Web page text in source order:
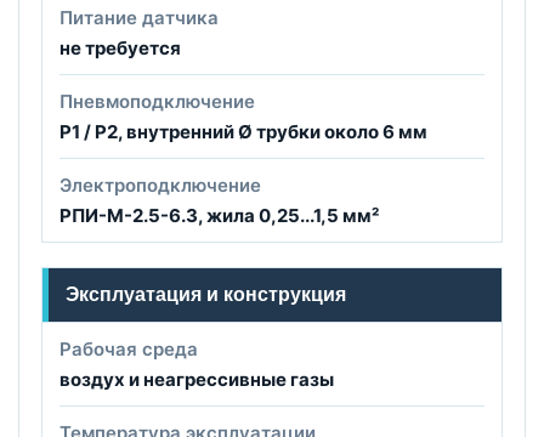
Питание датчика
не требуется
Пневмоподключение
P1 / P2, внутренний Ø трубки около 6 мм
Электроподключение
РПИ-М-2.5-6.3, жила 0,25...1,5 мм²
Эксплуатация и конструкция
Рабочая среда
воздух и неагрессивные газы